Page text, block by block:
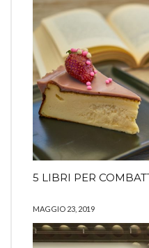
5 LIBRI PER
MAGGIO 23, 2019